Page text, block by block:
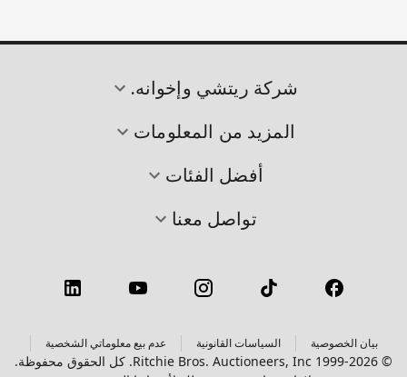
شركة ريتشي وإخوانه.
المزيد من المعلومات
أفضل الفئات
تواصل معنا
بيان الخصوصية السياسات القانونية عدم بيع معلوماتي الشخصية
© 1999-2026 Ritchie Bros. Auctioneers, Inc. كل الحقوق محفوظة.